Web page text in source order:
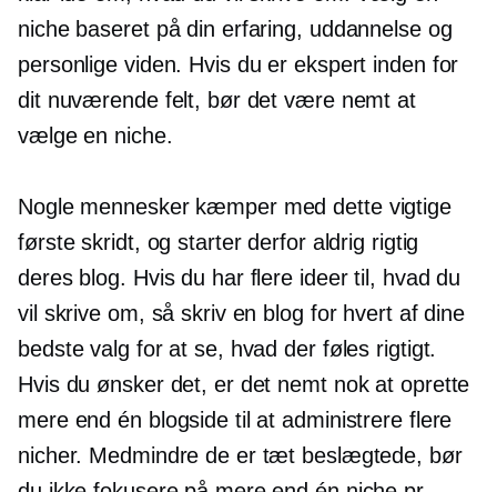
niche baseret på din erfaring, uddannelse og
personlige viden. Hvis du er ekspert inden for
dit nuværende felt, bør det være nemt at
vælge en niche.
Nogle mennesker kæmper med dette vigtige
første skridt, og starter derfor aldrig rigtig
deres blog. Hvis du har flere ideer til, hvad du
vil skrive om, så skriv en blog for hvert af dine
bedste valg for at se, hvad der føles rigtigt.
Hvis du ønsker det, er det nemt nok at oprette
mere end én blogside til at administrere flere
nicher. Medmindre de er tæt beslægtede, bør